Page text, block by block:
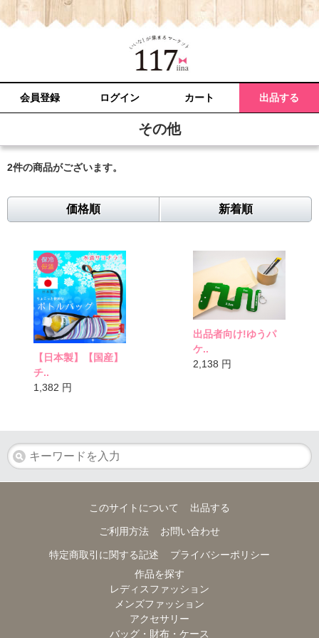
会員登録 ログイン カート 出品する
その他
2件の商品がございます。
価格順 新着順
【日本製】【国産】
チ..
1,382 円
出品者向け!ゆうパ
ケ..
2,138 円
このサイトについて 出品する
ご利用方法 お問い合わせ
特定商取引に関する記述
プライバシーポリシー
作品を探す
レディスファッション
メンズファッション
アクセサリー
バッグ・財布・ケース